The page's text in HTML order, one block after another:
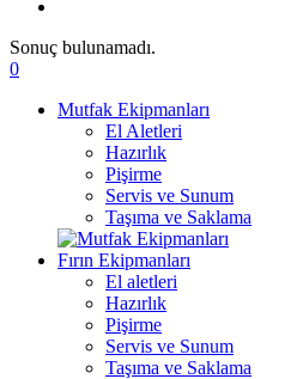
Sonuç bulunamadı.
0
Mutfak Ekipmanları
El Aletleri
Hazırlık
Pişirme
Servis ve Sunum
Taşıma ve Saklama
Fırın Ekipmanları
El aletleri
Hazırlık
Pişirme
Servis ve Sunum
Taşıma ve Saklama